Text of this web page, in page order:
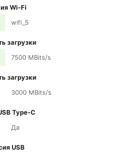
Wi-Fi
wifi_5
загрузки
7500 MBits/s
загрузки
3000 MBits/s
Type-C
Да
USB